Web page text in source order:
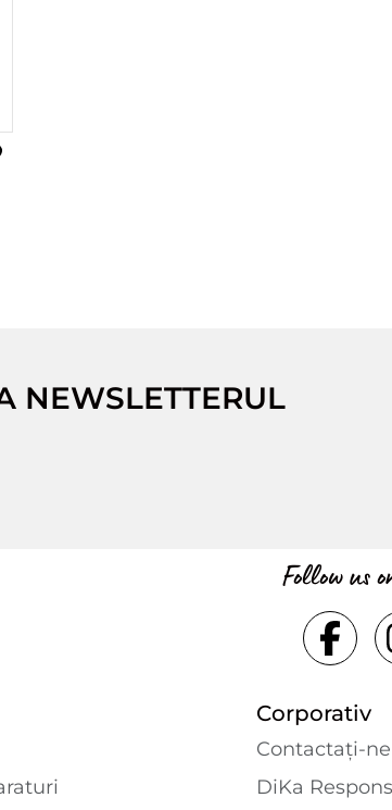
NEWSLETTERUL
Follow us
Corporativ
Contactaţi-ne
DiKa